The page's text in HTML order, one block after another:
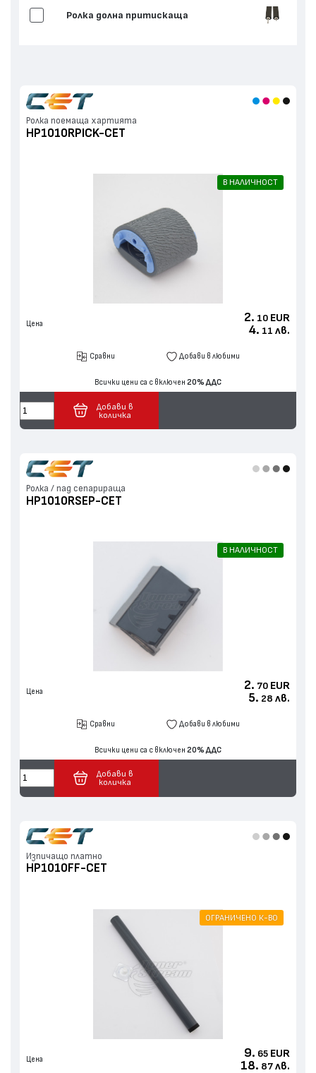
Ролка долна притискаща
Ролка поемаща хартията
HP1010RPICK-CET
В НАЛИЧНОСТ
Цена 2. 10 EUR
4. 11 лв.
Сравни Добави в любими
Всички цени са с включен 20% ДДС
Добави в
количка
Ролка / пад сепарираща
HP1010RSEP-CET
В НАЛИЧНОСТ
Цена 2. 70 EUR
5. 28 лв.
Сравни Добави в любими
Всички цени са с включен 20% ДДС
Добави в
количка
Изпичащо платно
HP1010FF-CET
ОГРАНИЧЕНО К-ВО
Цена 9. 65 EUR
18. 87 лв.